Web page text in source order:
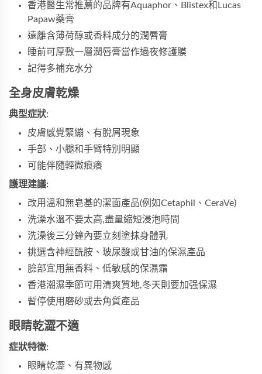
香港醫生常推薦的品牌有Aquaphor、Blistex和Lucas
Papaw藥膏
遠離含薄荷醇或香料成分的潤唇膏
睡前可厚敷一層潤唇膏當作過夜修護膜
記得多補充水分
全身皮膚乾燥
典型症狀:
皮膚感覺緊繃、有脫屑現象
手部、小腿和手臂特別明顯
可能伴隨輕微痕癢
護理建議:
改用溫和無皂基的潔面產品(例如Cetaphil、CeraVe)
洗澡水溫不要太高,盡量縮短浸泡時間
洗澡後三分鐘內要立刻塗抹身體乳
挑選含神經酰胺、玻尿酸或甘油的保濕產品
臉部宜用無香料、低敏感的保濕霜
香港潮濕季節可用清爽質地,冬天則要加强保濕
暫停使用磨砂或去角質產品
眼睛乾澀不適
症狀特徵:
眼睛乾澀、有異物感